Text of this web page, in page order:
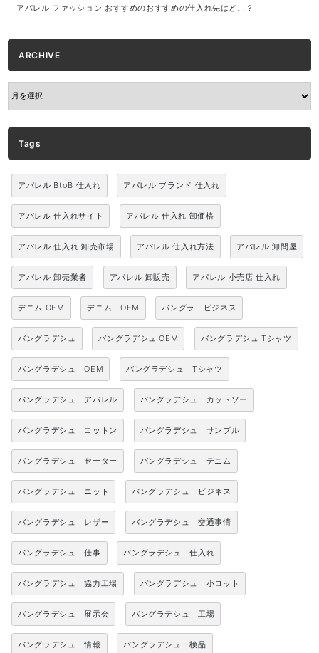
アパレル ファッション おすすめのおすすめの仕入れ先はどこ？
ARCHIVE
ARCHIVE
Tags
アパレル BtoB 仕入れ アパレル ブランド 仕入れ
アパレル 仕入れサイト アパレル 仕入れ 卸価格
アパレル 仕入れ 卸売市場 アパレル 仕入れ方法 アパレル 卸問屋
アパレル 卸売業者 アパレル 卸販売 アパレル 小売店 仕入れ
デニム OEM デニム OEM バングラ ビジネス
バングラデシュ バングラデシュ OEM バングラデシュ Tシャツ
バングラデシュ OEM バングラデシュ Tシャツ
バングラデシュ アパレル バングラデシュ カットソー
バングラデシュ コットン バングラデシュ サンプル
バングラデシュ セーター バングラデシュ デニム
バングラデシュ ニット バングラデシュ ビジネス
バングラデシュ レザー バングラデシュ 交通事情
バングラデシュ 仕事 バングラデシュ 仕入れ
バングラデシュ 協力工場 バングラデシュ 小ロット
バングラデシュ 展示会 バングラデシュ 工場
バングラデシュ 情報 バングラデシュ 検品